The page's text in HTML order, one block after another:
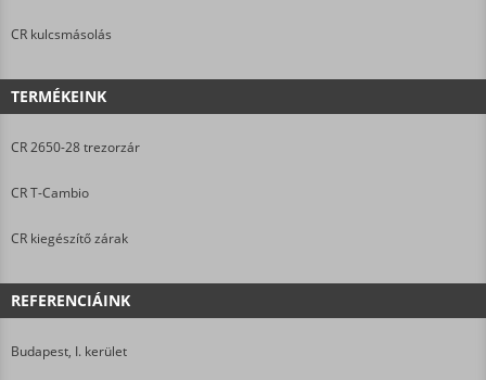
CR kulcsmásolás
TERMÉKEINK
CR 2650-28 trezorzár
CR T-Cambio
CR kiegészítő zárak
REFERENCIÁINK
Budapest, I. kerület